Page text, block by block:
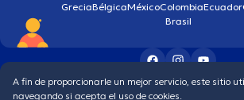
GreciaBélgicaMéxicoColombiaEcuador
Brasil
Condiciones generales
Política de protección de
A fin de proporcionarle un mejor servicio, este sitio
navegando si acepta el uso de cookies.